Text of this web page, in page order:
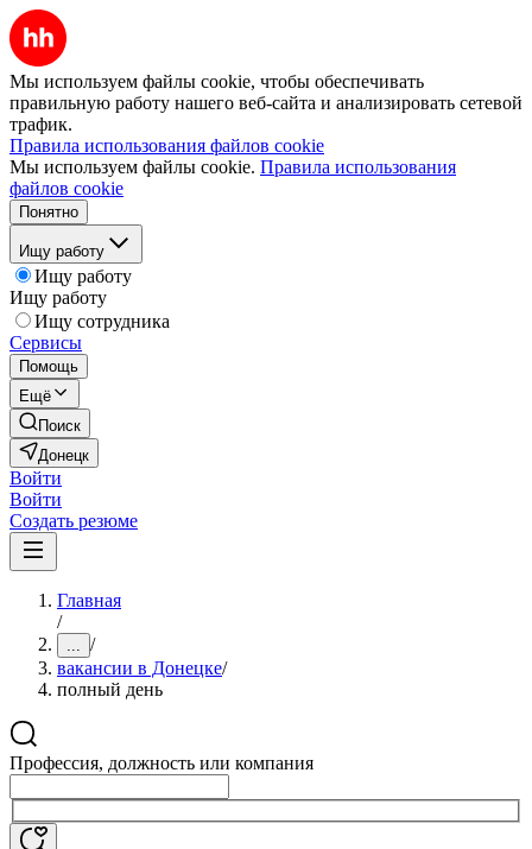
Мы используем файлы cookie, чтобы обеспечивать
правильную работу нашего веб-сайта и анализировать сетевой
трафик.
Правила использования файлов cookie
Мы используем файлы cookie. Правила использования
файлов cookie
Понятно
Ищу работу
Ищу работу
Ищу работу
Ищу сотрудника
Сервисы
Помощь
Ещё
Поиск
Донецк
Войти
Войти
Создать резюме
Главная
/
... /
вакансии в Донецке/
полный день
Профессия, должность или компания